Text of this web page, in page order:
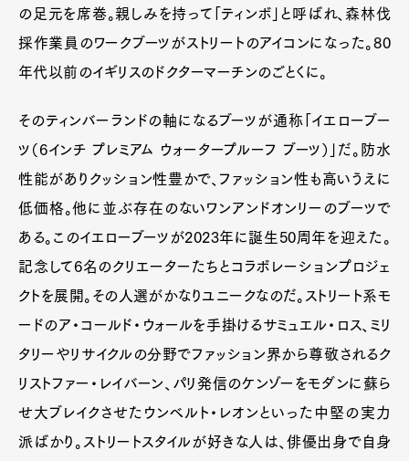
の足元を席巻。親しみを持って「ティンボ」と呼ばれ、森林伐
採作業員のワークブーツがストリートのアイコンになった。80
年代以前のイギリスのドクターマーチンのごとくに。
そのティンバーランドの軸になるブーツが通称「イエローブー
ツ（6インチ プレミアム ウォータープルーフ ブーツ）」だ。防水
性能がありクッション性豊かで、ファッション性も高いうえに
低価格。他に並ぶ存在のないワンアンドオンリーのブーツで
ある。このイエローブーツが2023年に誕生50周年を迎えた。
記念して6名のクリエーターたちとコラボレーションプロジェ
クトを展開。その人選がかなりユニークなのだ。ストリート系モ
ードのア・コールド・ウォールを手掛けるサミュエル・ロス、ミリ
タリーやリサイクルの分野でファッション界から尊敬されるク
リストファー・レイバーン、パリ発信のケンゾーをモダンに蘇ら
せ大ブレイクさせたウンベルト・レオンといった中堅の実力
派ばかり。ストリートスタイルが好きな人は、俳優出身で自身